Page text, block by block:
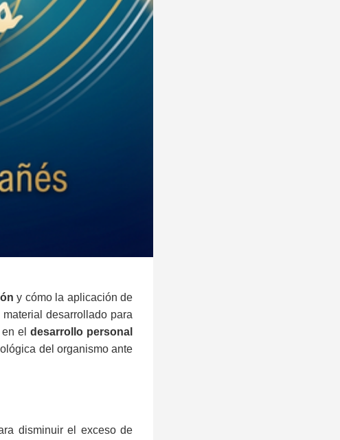
y cómo la aplicación de
desarrollado para
el desarrollo personal
del organismo ante
disminuir el exceso de